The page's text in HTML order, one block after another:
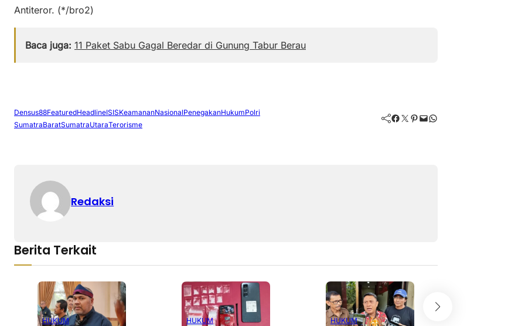
Antiteror. (*/bro2)
Baca juga: 11 Paket Sabu Gagal Beredar di Gunung Tabur Berau
Densus88FeaturedHeadlineISISKeamananNasionalPenegakanHukumPolri
SumatraBaratSumatraUtaraTerorisme
Facebook Twitter Pinterest Mail WhatsApp
Redaksi
Berita Terkait
HUKUM HUKUM HUKUM